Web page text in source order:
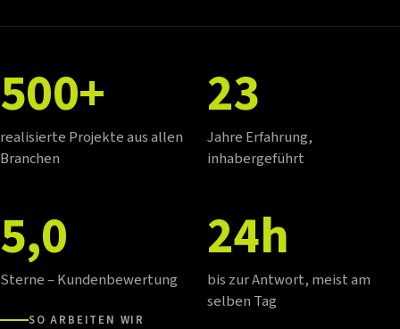
500+
realisierte Projekte aus allen
Branchen
23
Jahre Erfahrung,
inhabergeführt
5,0
Sterne – Kundenbewertung
24h
bis zur Antwort, meist am
selben Tag
SO ARBEITEN WIR